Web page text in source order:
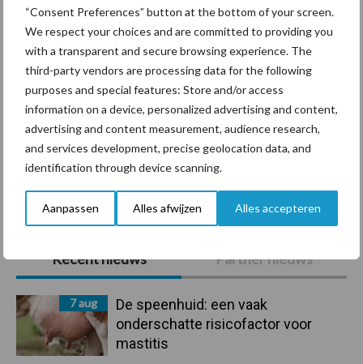
“Consent Preferences” button at the bottom of your screen.
We respect your choices and are committed to providing you
with a transparent and secure browsing experience. The
third-party vendors are processing data for the following
purposes and special features: Store and/or access
information on a device, personalized advertising and content,
advertising and content measurement, audience research,
and services development, precise geolocation data, and
identification through device scanning.
Aanpassen Alles afwijzen Alles accepteren
Sidebar
Recent nieuws Partner nieuws
7 aug
De speenhuid: een vaak
onderschatte risicofactor voor
mastitis
eenvoudige, sluitende en
betrouwbare
traceerbaarheid van
rundveetransporten
Tien praktische tips voor
een langere levensduur